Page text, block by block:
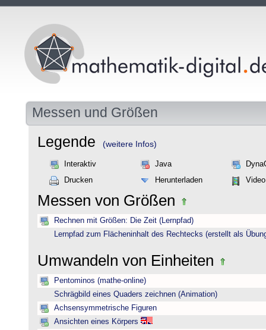
Messen und Größen
Legende (weitere Infos)
Interaktiv Java
Drucken
Herunterladen Video
Messen von Größen
Rechnen mit Größen: Die Zeit (Lernpfad)
Lernpfad zum Flächeninhalt des Rechtecks (erstellt als
Umwandeln von Einheiten
Pentominos (mathe-online)
Schrägbild eines Quaders zeichnen (Animation)
Achsensymmetrische Figuren
Ansichten eines Körpers